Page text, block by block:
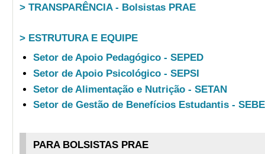
> TRANSPARÊNCIA - Bolsistas PRAE
> ESTRUTURA E EQUIPE
Setor de Apoio Pedagógico - SEPED
Setor de Apoio Psicológico - SEPSI
Setor de Alimentação e Nutrição - SETAN
Setor de Gestão de Benefícios Estudantis -
PARA BOLSISTAS PRAE